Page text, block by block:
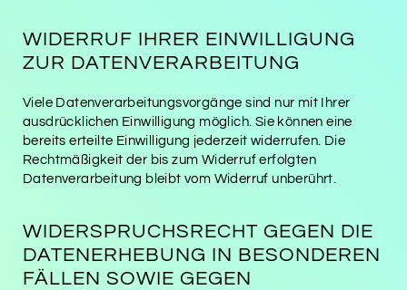
WIDERRUF IHRER EINWILLIGUNG
ZUR DATENVERARBEITUNG
Viele Datenverarbeitungsvorgänge sind nur mit Ihrer
ausdrücklichen Einwilligung möglich. Sie können eine
bereits erteilte Einwilligung jederzeit widerrufen. Die
Rechtmäßigkeit der bis zum Widerruf erfolgten
Datenverarbeitung bleibt vom Widerruf unberührt.
WIDERSPRUCHSRECHT GEGEN DIE
DATENERHEBUNG IN BESONDEREN
FÄLLEN SOWIE GEGEN